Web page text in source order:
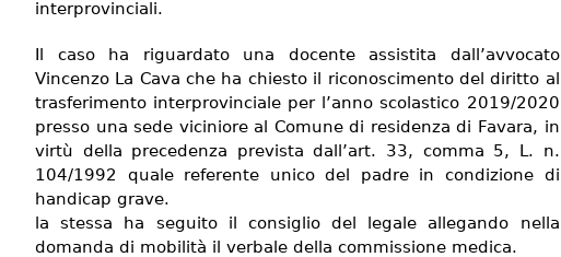
interprovinciali.
Il caso ha riguardato una docente assistita dall’avvocato
Vincenzo La Cava che ha chiesto il riconoscimento del diritto al
trasferimento interprovinciale per l’anno scolastico 2019/2020
presso una sede viciniore al Comune di residenza di Favara, in
virtù della precedenza prevista dall’art. 33, comma 5, L. n.
104/1992 quale referente unico del padre in condizione di
handicap grave.
la stessa ha seguito il consiglio del legale allegando nella
domanda di mobilità il verbale della commissione medica.